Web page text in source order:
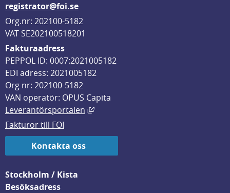
registrator@foi.se
Org.nr: 202100-5182
VAT SE202100518201
Fakturaadress
PEPPOL ID: 0007:2021005182
EDI adress: 2021005182
Org nr: 202100-5182
VAN operatör: OPUS Capita
Leverantörsportalen
Länk till annan webbplats, öppnas
Fakturor till FOI
Kontakta oss
Stockholm / Kista
Besöksadress